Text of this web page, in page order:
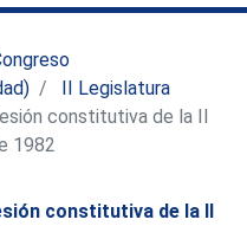
II Legislatura
constitutiva de la II
1982
constitutiva de la II